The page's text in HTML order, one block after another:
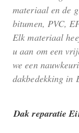
materiaal en de
bitumen, PVC,
Elk materiaal
u aan om een
we een
dakbedekking in
Dak reparatie